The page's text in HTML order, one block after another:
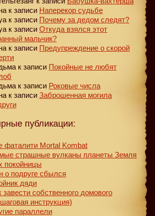
к записи Наперекор судьбе
к записи Почему за дедом следят?
к записи Откуда взялся этот
мальчик?
к записи Предупреждение о скорой
к записи Покойные не любят
к записи Роковые числа
к записи Заброшенная могила
публикации:
фаталити Mortal Kombat
страшные вулканы планеты Земля
покойницы
о подруге сбылся
дяди
завести собственного домового
инструкция)
параллели